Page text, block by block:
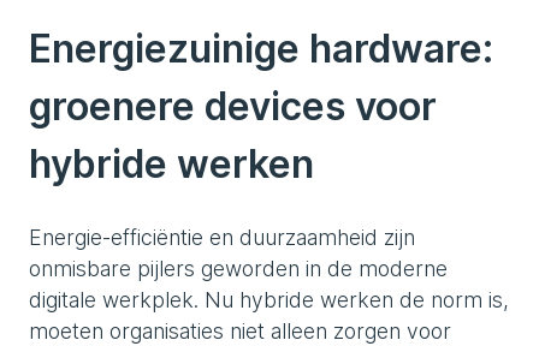
Energiezuinige hardware:
groenere devices voor
hybride werken
Energie-efficiëntie en duurzaamheid zijn
onmisbare pijlers geworden in de moderne
digitale werkplek. Nu hybride werken de norm is,
moeten organisaties niet alleen zorgen voor